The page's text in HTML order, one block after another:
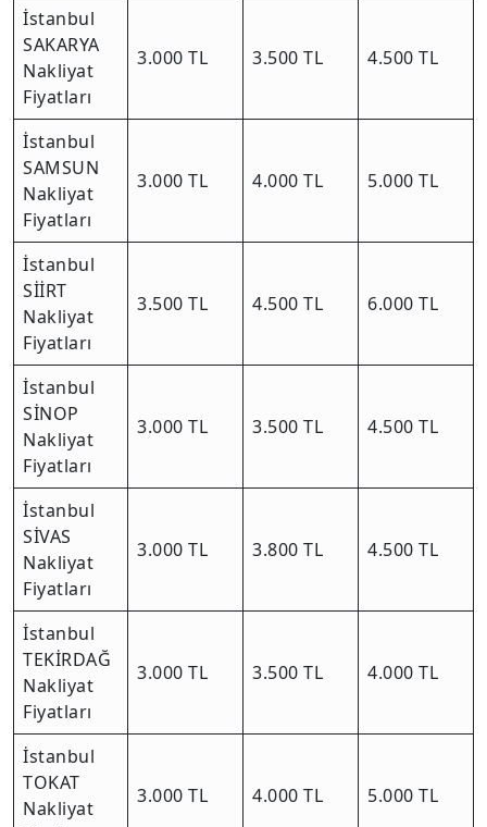
İstanbul
SAKARYA
Nakliyat
Fiyatları
3.000 TL 3.500 TL 4.500 TL
İstanbul
SAMSUN
Nakliyat
Fiyatları
3.000 TL 4.000 TL 5.000 TL
İstanbul
SİİRT
Nakliyat
Fiyatları
3.500 TL 4.500 TL 6.000 TL
İstanbul
SİNOP
Nakliyat
Fiyatları
3.000 TL 3.500 TL 4.500 TL
İstanbul
SİVAS
Nakliyat
Fiyatları
3.000 TL 3.800 TL 4.500 TL
İstanbul
TEKİRDAĞ
Nakliyat
Fiyatları
3.000 TL 3.500 TL 4.000 TL
İstanbul
TOKAT
Nakliyat
3.000 TL 4.000 TL 5.000 TL